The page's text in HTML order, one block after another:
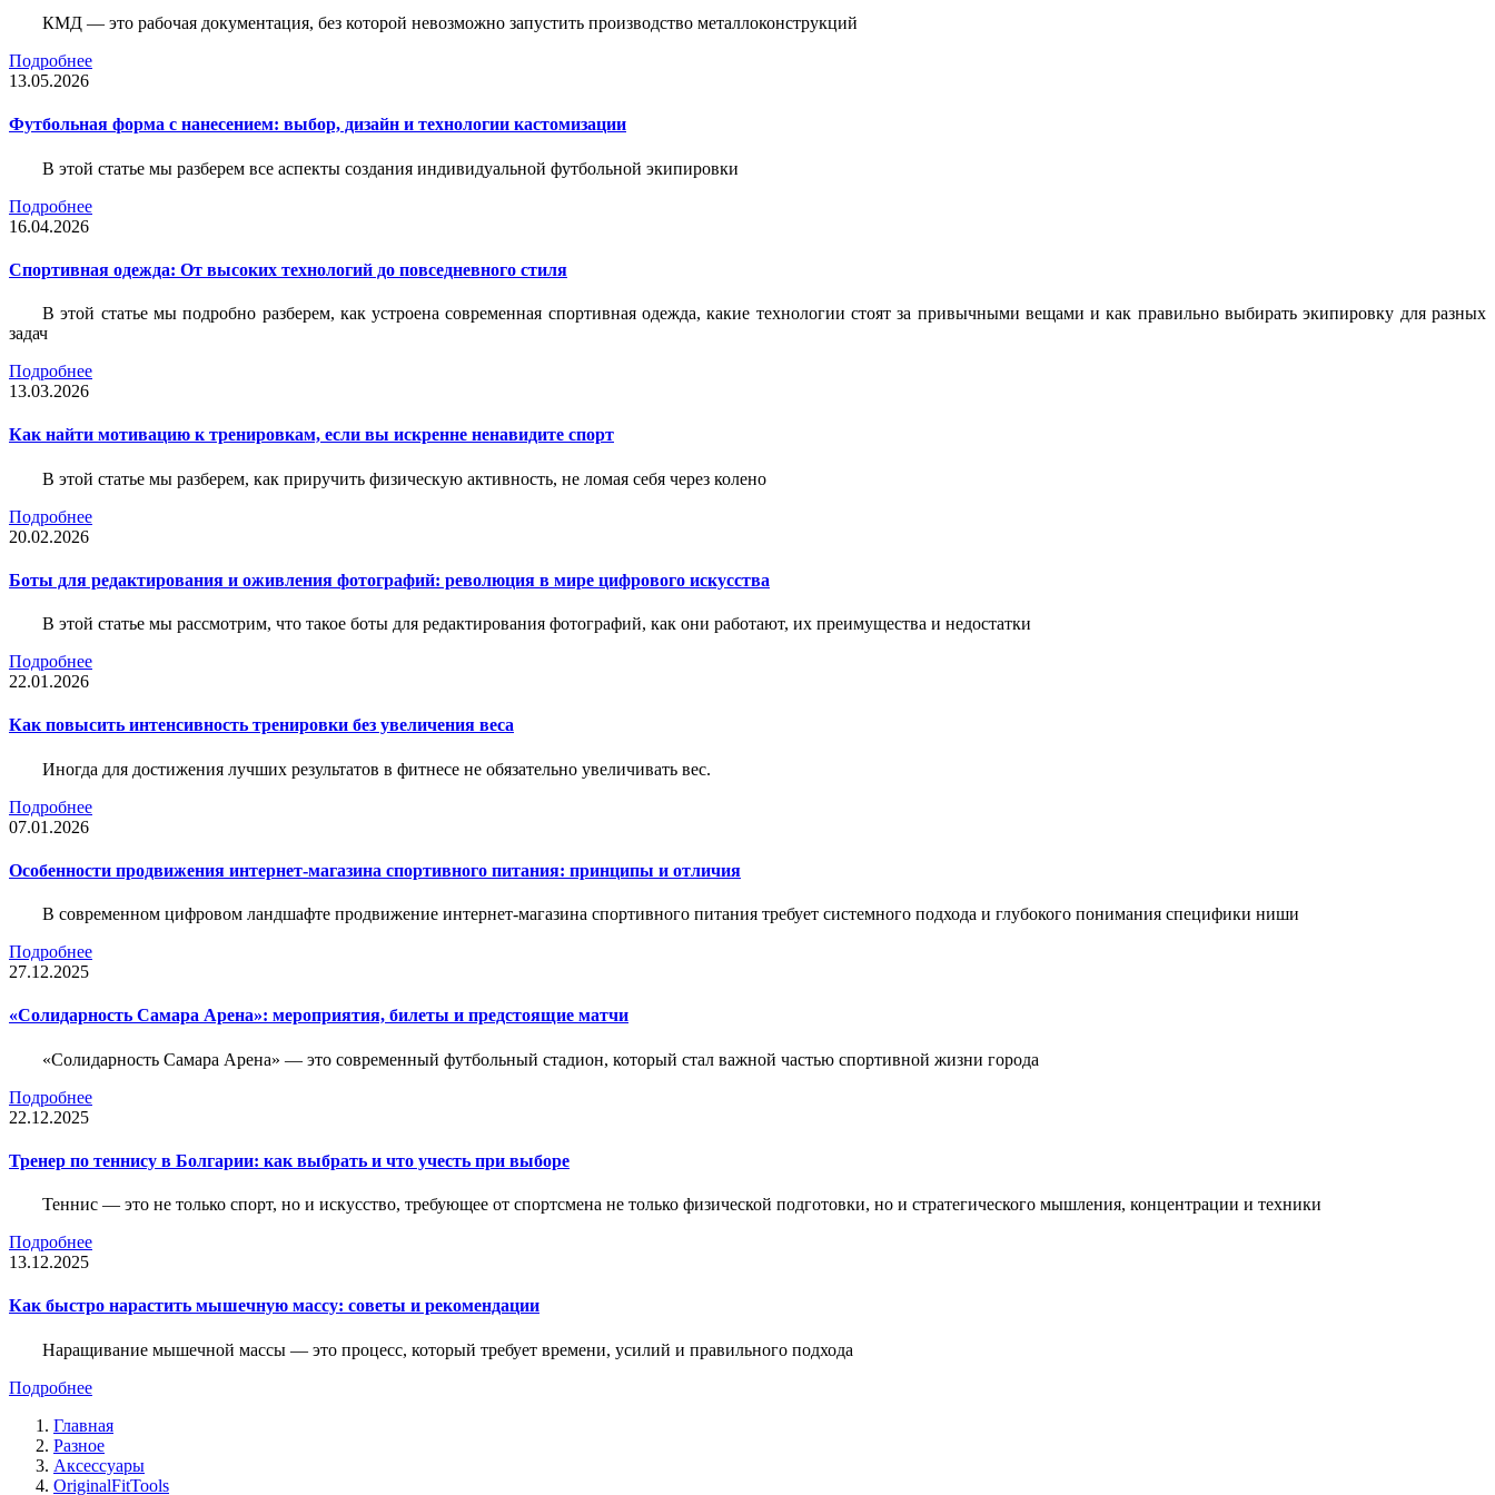
КМД — это рабочая документация, без которой невозможно запустить производство металлоконструкций
Подробнее
13.05.2026
Футбольная форма с нанесением: выбор, дизайн и технологии кастомизации
В этой статье мы разберем все аспекты создания индивидуальной футбольной экипировки
Подробнее
16.04.2026
Спортивная одежда: От высоких технологий до повседневного стиля
В этой статье мы подробно разберем, как устроена современная спортивная одежда, какие технологии стоят за привычными вещами и как правильно выбирать экипировку для разных
задач
Подробнее
13.03.2026
Как найти мотивацию к тренировкам, если вы искренне ненавидите спорт
В этой статье мы разберем, как приручить физическую активность, не ломая себя через колено
Подробнее
20.02.2026
Боты для редактирования и оживления фотографий: революция в мире цифрового искусства
В этой статье мы рассмотрим, что такое боты для редактирования фотографий, как они работают, их преимущества и недостатки
Подробнее
22.01.2026
Как повысить интенсивность тренировки без увеличения веса
Иногда для достижения лучших результатов в фитнесе не обязательно увеличивать вес.
Подробнее
07.01.2026
Особенности продвижения интернет-магазина спортивного питания: принципы и отличия
В современном цифровом ландшафте продвижение интернет-магазина спортивного питания требует системного подхода и глубокого понимания специфики ниши
Подробнее
27.12.2025
«Солидарность Самара Арена»: мероприятия, билеты и предстоящие матчи
«Солидарность Самара Арена» — это современный футбольный стадион, который стал важной частью спортивной жизни города
Подробнее
22.12.2025
Тренер по теннису в Болгарии: как выбрать и что учесть при выборе
Теннис — это не только спорт, но и искусство, требующее от спортсмена не только физической подготовки, но и стратегического мышления, концентрации и техники
Подробнее
13.12.2025
Как быстро нарастить мышечную массу: советы и рекомендации
Наращивание мышечной массы — это процесс, который требует времени, усилий и правильного подхода
Подробнее
Главная
Разное
Аксессуары
OriginalFitTools